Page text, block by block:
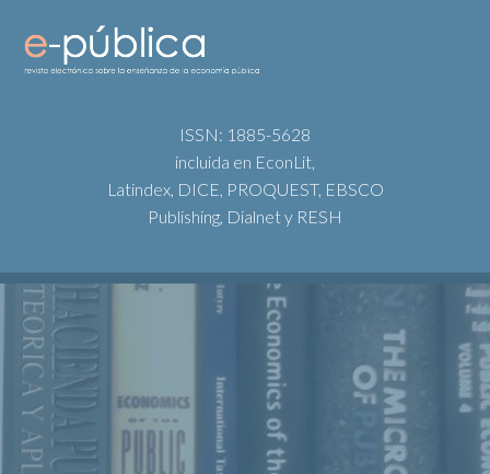
ISSN: 1885-5628
incluida en EconLit,
Latindex, DICE, PROQUEST, EBSCO
Publishing, Dialnet y RESH